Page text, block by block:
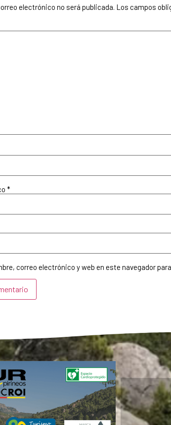
electrónico no será publicada. Los campos
*
correo electrónico y web en este navegador